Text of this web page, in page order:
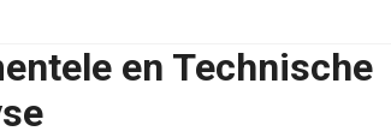
en Technische